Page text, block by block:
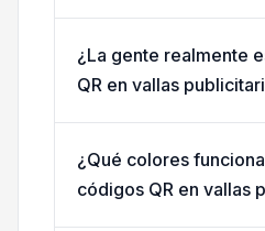
¿La gente realmente
QR en vallas
¿Qué colores
códigos QR en vallas